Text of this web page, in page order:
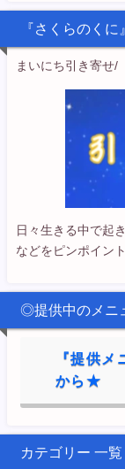
『さくらのく
まいにち引き寄せ/
日々生きる中で起
などをピンポイン
◎提供中のメニ
『提供
から★
カテゴリー 一